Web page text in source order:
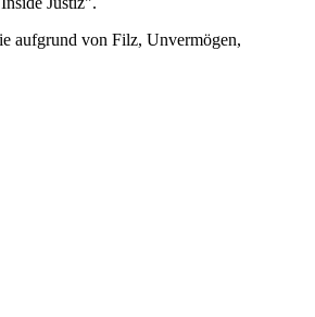
aufgrund von Filz, Unvermögen,